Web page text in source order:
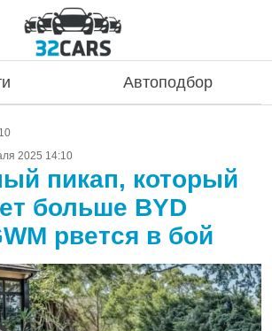
Автоподбор
2025 14:10
пикап, который
больше BYD
рвется в бой